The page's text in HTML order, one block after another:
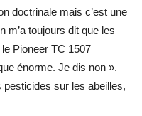
doctrinale mais c’est une
m’a toujours dit que les
Pioneer TC 1507
énorme. Je dis non ».
pesticides sur les abeilles,